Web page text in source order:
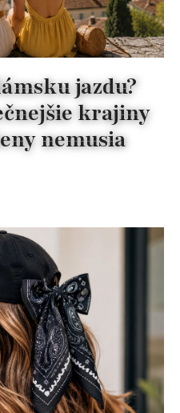
jazdu?
krajiny
nemusia